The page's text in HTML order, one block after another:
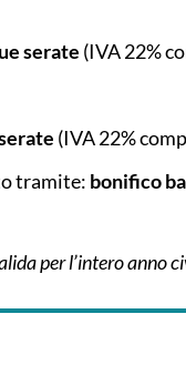
serate (IVA 22%
(IVA 22%
tramite: bonifico
per l’intero anno